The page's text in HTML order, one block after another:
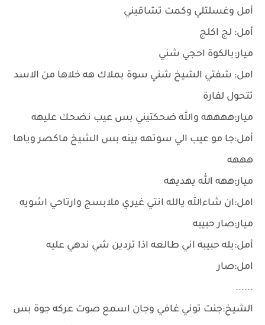
أمل وغسلتلي وكمت تشاقيني
أمل: لج اكلج
ميار:بالكوة احجي شني
امل: شفتي الشيخ شني سوة بملاك هه خلاها من الاسد
تتحول لفارة
ميار:ههههه والله ضحكتيني بس عيب نضحك عليهه
أمل:جا مو عيب الي سوتهه بينه بس الشيخ ماكصر وياها
هههه
ميار:ههه الله يهديهه
امل:ان شاءالله يالله انتي غيري ملابسج وارتاحي اشويه
ميار:صار حبيبه
أمل:يله حبيبه اني طالعه اذا تردين شي ندهي عليه
امل:صار
......
الشيخ:جنت توني غافي وجان اسمع صوت عركه جوة بس